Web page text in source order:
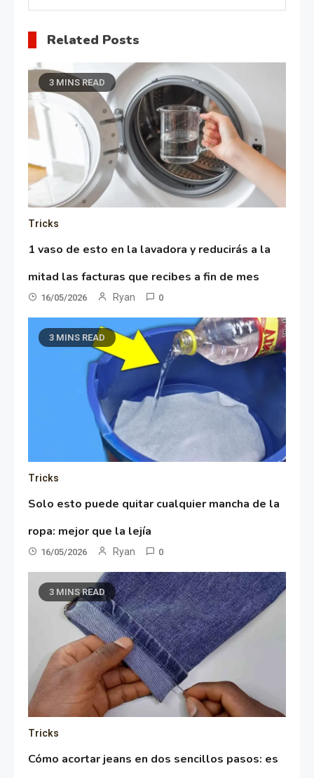
Related Posts
3 MINS READ
Tricks
1 vaso de esto en la lavadora y reducirás a la
mitad las facturas que recibes a fin de mes
16/05/2026 Ryan 0
3 MINS READ
Tricks
Solo esto puede quitar cualquier mancha de la
ropa: mejor que la lejía
16/05/2026 Ryan 0
3 MINS READ
Tricks
Cómo acortar jeans en dos sencillos pasos: es